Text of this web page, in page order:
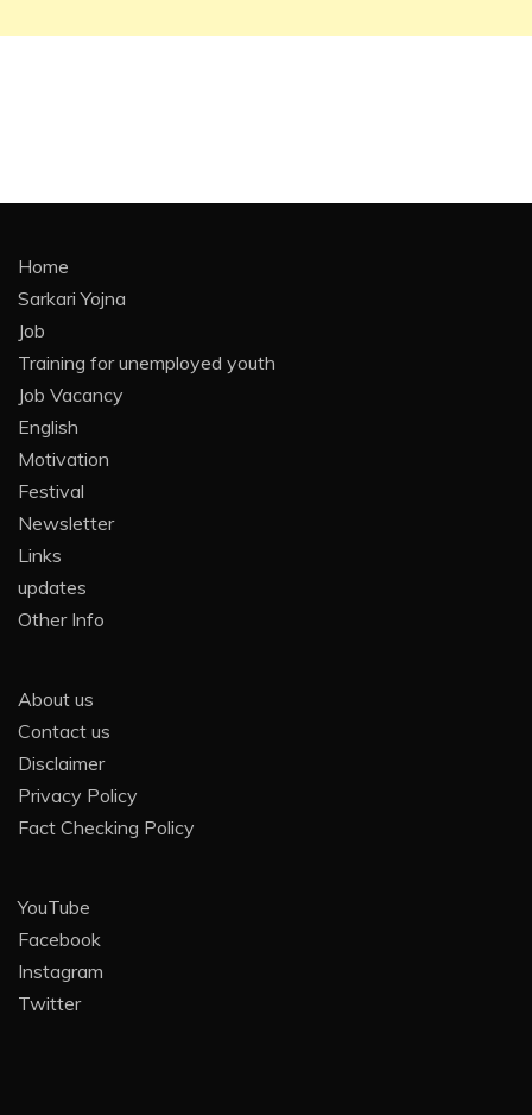
Home
Sarkari Yojna
Job
Training for unemployed youth
Job Vacancy
English
Motivation
Festival
Newsletter
Links
updates
Other Info
About us
Contact us
Disclaimer
Privacy Policy
Fact Checking Policy
YouTube
Facebook
Instagram
Twitter